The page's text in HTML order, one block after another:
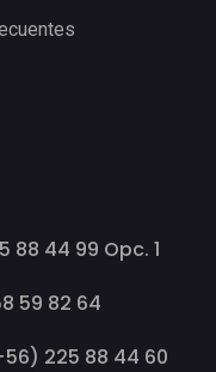
88 44 99 Opc. 1
59 82 64
225 88 44 60